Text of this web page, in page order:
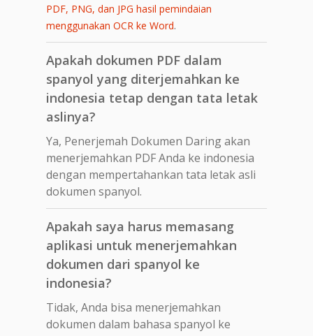
PDF, PNG, dan JPG hasil pemindaian
menggunakan OCR ke Word.
Apakah dokumen PDF dalam
spanyol yang diterjemahkan ke
indonesia tetap dengan tata letak
aslinya?
Ya, Penerjemah Dokumen Daring akan
menerjemahkan PDF Anda ke indonesia
dengan mempertahankan tata letak asli
dokumen spanyol.
Apakah saya harus memasang
aplikasi untuk menerjemahkan
dokumen dari spanyol ke
indonesia?
Tidak, Anda bisa menerjemahkan
dokumen dalam bahasa spanyol ke